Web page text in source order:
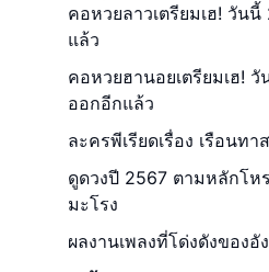
คอหวยลาวเตรียมเฮ! วัน
แล้ว
คอหวยฮานอยเตรียมเฮ!
ออกอีกแล้ว
ละครพีเรียดเรื่อง เรือนท
ดูดวงปี 2567 ตามหลักโห
มะโรง
ผลงานเพลงที่โด่งดังของอั